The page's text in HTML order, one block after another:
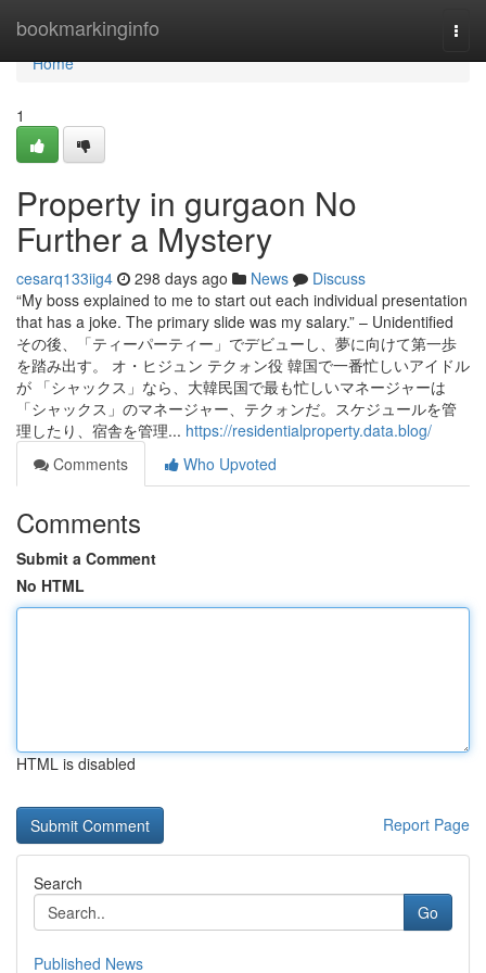
bookmarkinginfo
Home
Home
1
Property in gurgaon No
Further a Mystery
cesarq133iig4 298 days ago News
Discuss
“My boss explained to me to start out each individual presentation
that has a joke. The primary slide was my salary.” – Unidentified
その後、「ティーパーティー」でデビューし、夢に向けて第一歩
を踏み出す。 オ・ヒジュン テクォン役 韓国で一番忙しいアイドル
が 「シャックス」なら、大韓民国で最も忙しいマネージャーは
「シャックス」のマネージャー、テクォンだ。スケジュールを管
理したり、宿舎を管理... https://residentialproperty.data.blog/
Comments
Who Upvoted
Comments
Submit a Comment
No HTML
HTML is disabled
Report Page
Search
Go
Published News